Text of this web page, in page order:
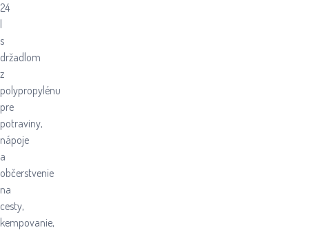
24
s
držadlom
z
polypropylénu
pre
potraviny,
nápoje
a
občerstvenie
na
cesty,
kempovanie,